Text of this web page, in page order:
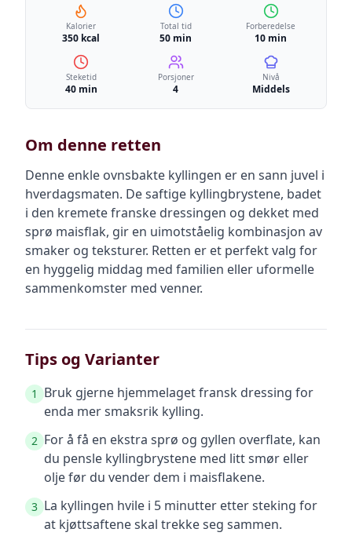
Kalorier
350 kcal
Total tid
50 min
Forberedelse
10 min
Steketid
40 min
Porsjoner
4
Nivå
Middels
Om denne retten
Denne enkle ovnsbakte kyllingen er en sann juvel i
hverdagsmaten. De saftige kyllingbrystene, badet
i den kremete franske dressingen og dekket med
sprø maisflak, gir en uimotståelig kombinasjon av
smaker og teksturer. Retten er et perfekt valg for
en hyggelig middag med familien eller uformelle
sammenkomster med venner.
Tips og Varianter
1
Bruk gjerne hjemmelaget fransk dressing for
enda mer smaksrik kylling.
2 For å få en ekstra sprø og gyllen overflate, kan
du pensle kyllingbrystene med litt smør eller
olje før du vender dem i maisflakene.
3 La kyllingen hvile i 5 minutter etter steking for
at kjøttsaftene skal trekke seg sammen.